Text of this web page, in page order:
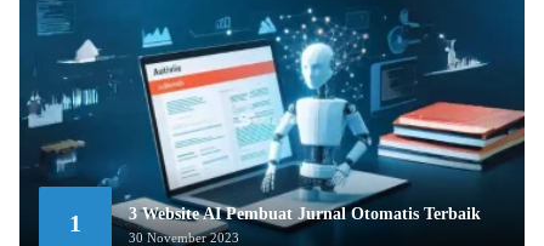
1 3 Website AI Pembuat Jurnal Otomatis Terbaik
30 November 2023